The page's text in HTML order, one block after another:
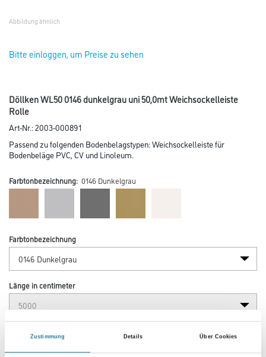
Zustimmung Details Über Cookies
Abbildung ähnlich
Bitte einloggen, um Preise zu sehen
Döllken WL50 0146 dunkelgrau uni 50,0mt Weichsockelleiste
Rolle
Art-Nr.:2003-000891
Passend zu folgenden Bodenbelagstypen: Weichsockelleiste für
Bodenbeläge PVC, CV und Linoleum.
Farbtonbezeichnung: 0146 Dunkelgrau
Farbtonbezeichnung
Länge in centimeter
Breite in centimeter